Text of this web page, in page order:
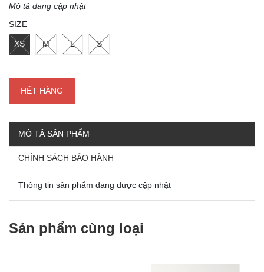
Mô tả đang cập nhật
SIZE
XS M L S
HẾT HÀNG
MÔ TẢ SẢN PHẨM
CHÍNH SÁCH BẢO HÀNH
Thông tin sản phẩm đang được cập nhật
Sản phẩm cùng loại